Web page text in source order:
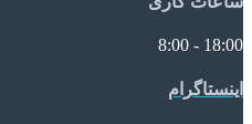
18:00 - 8:00
اینستاگرام